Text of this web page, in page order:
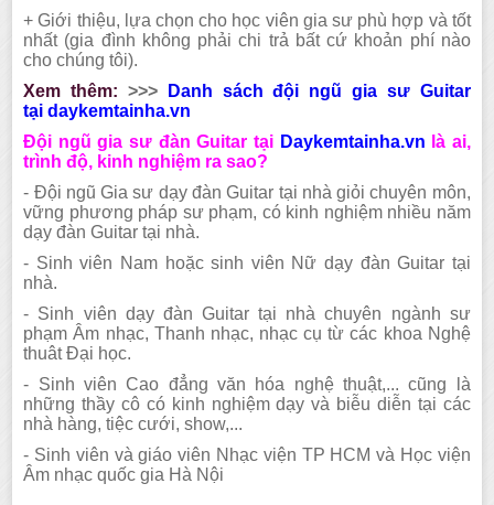
+ Giới thiệu, lựa chọn cho học viên gia sư phù hợp và tốt
nhất (gia đình không phải chi trả bất cứ khoản phí nào
chochúng tôi).
Xem thêm: >>>
Danh sách đội ngũ gia sư Guitar
tạidaykemtainha.vn
Đội ngũ gia sư đàn Guitar tại Daykemtainha.vn là ai,
trình độ, kinh nghiệm ra sao?
- Đội ngũ Gia sư dạy đàn Guitar tại nhà giỏi chuyên môn,
vững phương pháp sư phạm, có kinh nghiệm nhiều năm
dạy đànGuitar tại nhà.
- Sinh viên Nam hoặc sinh viên Nữ dạy đànGuitar tại
nhà.
- Sinh viên dạy đàn Guitar tại nhà chuyên ngành sư
phạm Âm nhạc, Thanh nhạc, nhạc cụ từ các khoa Nghệ
thuât Đại học.
- Sinh viên Cao đẳng văn hóa nghệ thuật,... cũng là
những thầy cô có kinh nghiệm dạy và biễu diễn tại các
nhà hàng, tiệc cưới, show,...
- Sinh viên và giáo viên Nhạc viện TP HCM và Học viện
Âm nhạc quốc gia Hà Nội